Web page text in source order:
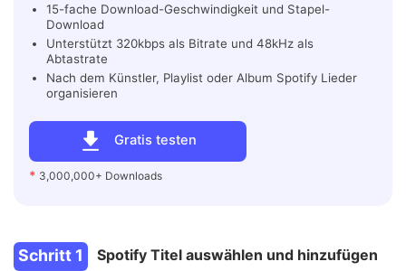
Gratis testen
* 3,000,000+ Downloads
15-fache Download-Geschwindigkeit und Stapel-
Download
Unterstützt 320kbps als Bitrate und 48kHz als
Abtastrate
Nach dem Künstler, Playlist oder Album Spotify Lieder
organisieren
Schritt 1 Spotify Titel auswählen und hinzufügen